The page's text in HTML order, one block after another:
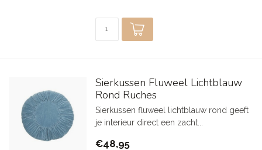
Sierkussen Fluweel Lichtblauw
Rond Ruches
Sierkussen fluweel lichtblauw rond geeft
je interieur direct een zacht...
€48,95